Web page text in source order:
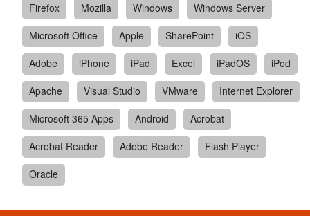
Firefox
Mozilla Windows
Windows Server
Microsoft Office
Apple SharePoint
iOS
Adobe
iPhone iPad Excel iPadOS
iPod
Apache
Visual Studio VMware
Internet Explorer
Microsoft 365 Apps
Android
Acrobat
Acrobat Reader
Adobe Reader
Flash Player
Oracle